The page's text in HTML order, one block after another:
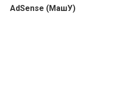
AdSense (МашУ)